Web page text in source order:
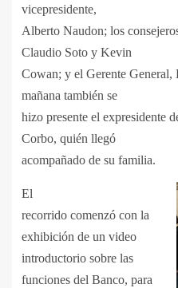
vicepresidente,
Alberto Naudon; los
Claudio Soto y Kevin
Cowan; y el Gerente General,
mañana también se
hizo presente el expresidente
Corbo, quién llegó
acompañado de su familia.
El
recorrido comenzó con la
exhibición de un video
introductorio sobre las
funciones del Banco, para